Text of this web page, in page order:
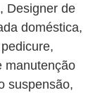
Designer de
doméstica,
manutenção
suspensão,